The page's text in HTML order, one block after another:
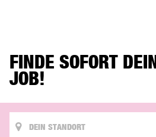
FINDE SOFORT
JOB!